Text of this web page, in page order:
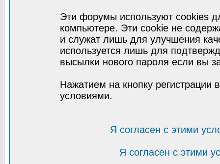
Эти форумы используют cookies
компьютере. Эти cookie не
и служат лишь для улучшения
используется лишь для
высылки нового пароля если вы
Нажатием на кнопку регистрации
условиями.
Я согласен с этими
Я согласен с этими